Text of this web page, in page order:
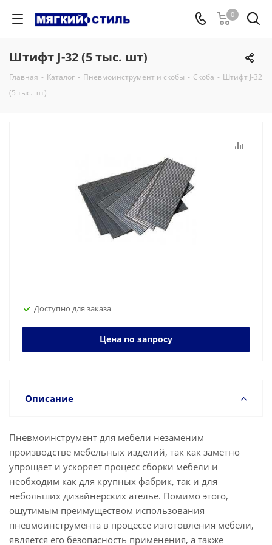
0
Штифт J-32 (5 тыс. шт)
Главная - Каталог - Пневмоинструмент и скобы - Скоба - Штифт J-32
(5 тыс. шт)
Доступно для заказа
Цена по запросу
Описание
Пневмоинструмент для мебели незаменим
производстве мебельных изделий, так как заметно
упрощает и ускоряет процесс сборки мебели и
необходим как для крупных фабрик, так и для
небольших дизайнерских ателье. Помимо этого,
ощутимым преимуществом использования
пневмоинструмента в процессе изготовления мебели,
является его безопасность применения, а также